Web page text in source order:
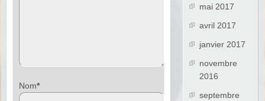
Nom*
mai 2017
avril 2017
janvier 2017
novembre
2016
septembre